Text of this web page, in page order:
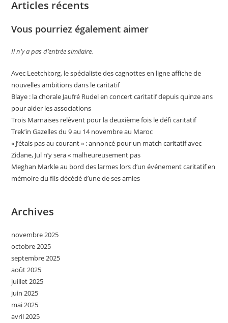
Articles récents
Vous pourriez également aimer
Il n’y a pas d’entrée similaire.
Avec Leetchi:org, le spécialiste des cagnottes en ligne affiche de
nouvelles ambitions dans le caritatif
Blaye : la chorale Jaufré Rudel en concert caritatif depuis quinze ans
pour aider les associations
Trois Marnaises relèvent pour la deuxième fois le défi caritatif
Trek’in Gazelles du 9 au 14 novembre au Maroc
« J’étais pas au courant » : annoncé pour un match caritatif avec
Zidane, Jul n’y sera « malheureusement pas
Meghan Markle au bord des larmes lors d’un événement caritatif en
mémoire du fils décédé d’une de ses amies
Archives
novembre 2025
octobre 2025
septembre 2025
août 2025
juillet 2025
juin 2025
mai 2025
avril 2025